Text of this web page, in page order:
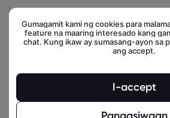
Huwebes - Biyernes
Mga kaugnay na
Asset Magbenta
Gumagamit kami ng cookies para
feature na maaring interesado kang
chat. Kung ikaw ay sumasang-ayon sa
ang accept.
I-accept
Pangasiwaan